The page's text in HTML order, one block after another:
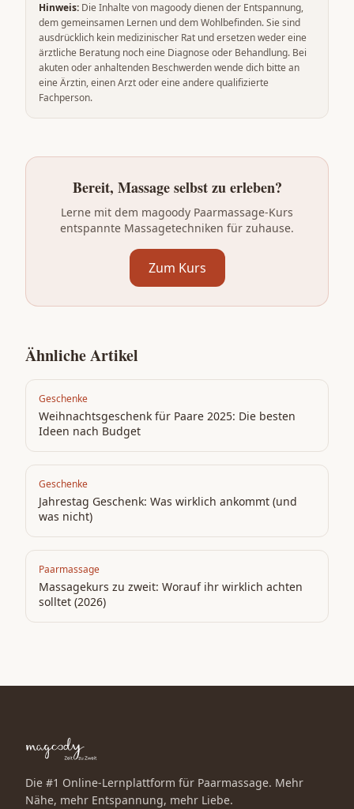
Hinweis: Die Inhalte von magoody dienen der Entspannung,
dem gemeinsamen Lernen und dem Wohlbefinden. Sie sind
ausdrücklich kein medizinischer Rat und ersetzen weder eine
ärztliche Beratung noch eine Diagnose oder Behandlung. Bei
akuten oder anhaltenden Beschwerden wende dich bitte an
eine Ärztin, einen Arzt oder eine andere qualifizierte
Fachperson.
Bereit, Massage selbst zu erleben?
Lerne mit dem magoody Paarmassage-Kurs
entspannte Massagetechniken für zuhause.
Zum Kurs
Ähnliche Artikel
Geschenke
Weihnachtsgeschenk für Paare 2025: Die besten
Ideen nach Budget
Geschenke
Jahrestag Geschenk: Was wirklich ankommt (und
was nicht)
Paarmassage
Massagekurs zu zweit: Worauf ihr wirklich achten
solltet (2026)
Die #1 Online-Lernplattform für Paarmassage. Mehr
Nähe, mehr Entspannung, mehr Liebe.